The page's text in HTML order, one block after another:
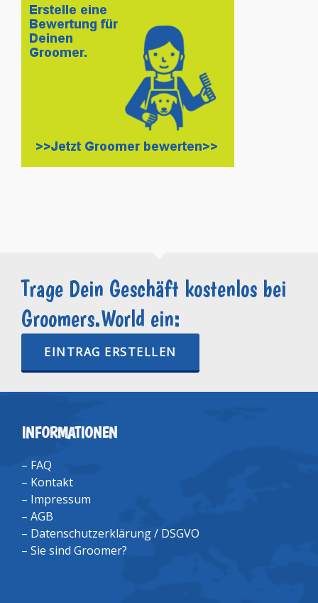
Trage Dein Geschäft kostenlos bei
Groomers.World ein:
EINTRAG ERSTELLEN
INFORMATIONEN
– FAQ
– Kontakt
– Impressum
– AGB
– Datenschutzerklärung / DSGVO
– Sie sind Groomer?